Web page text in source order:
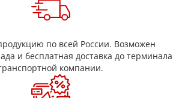
по всей России. Возможен
и бесплатная доставка до терминала
компании.